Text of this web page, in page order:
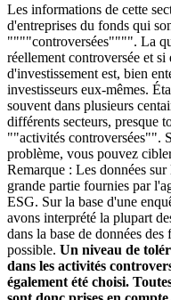
Les informations de cette
d'entreprises du fonds qui
""""controversées"""". La
réellement controversée et
d'investissement est, bien
investisseurs eux-mêmes.
souvent dans plusieurs
différents secteurs, presque
""activités controversées"".
problème, vous pouvez
Remarque : Les données
grande partie fournies par
ESG. Sur la base d'une
avons interprété la plupart
dans la base de données
possible. Un niveau de
dans les activités
également été choisi.